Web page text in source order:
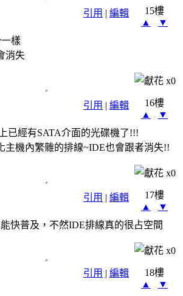
引用 | 編輯
15樓
▲
▼
樣
消失
x0
引用 | 編輯
16樓
▲
▼
已經有SATA介面的光碟機了!!!
主機內繁雜的排線~IDE也會跟者消失!!
x0
引用 | 編輯
17樓
▲
▼
快普及，不然IDE排線真的很占空間
x0
引用 | 編輯
18樓
▲
▼